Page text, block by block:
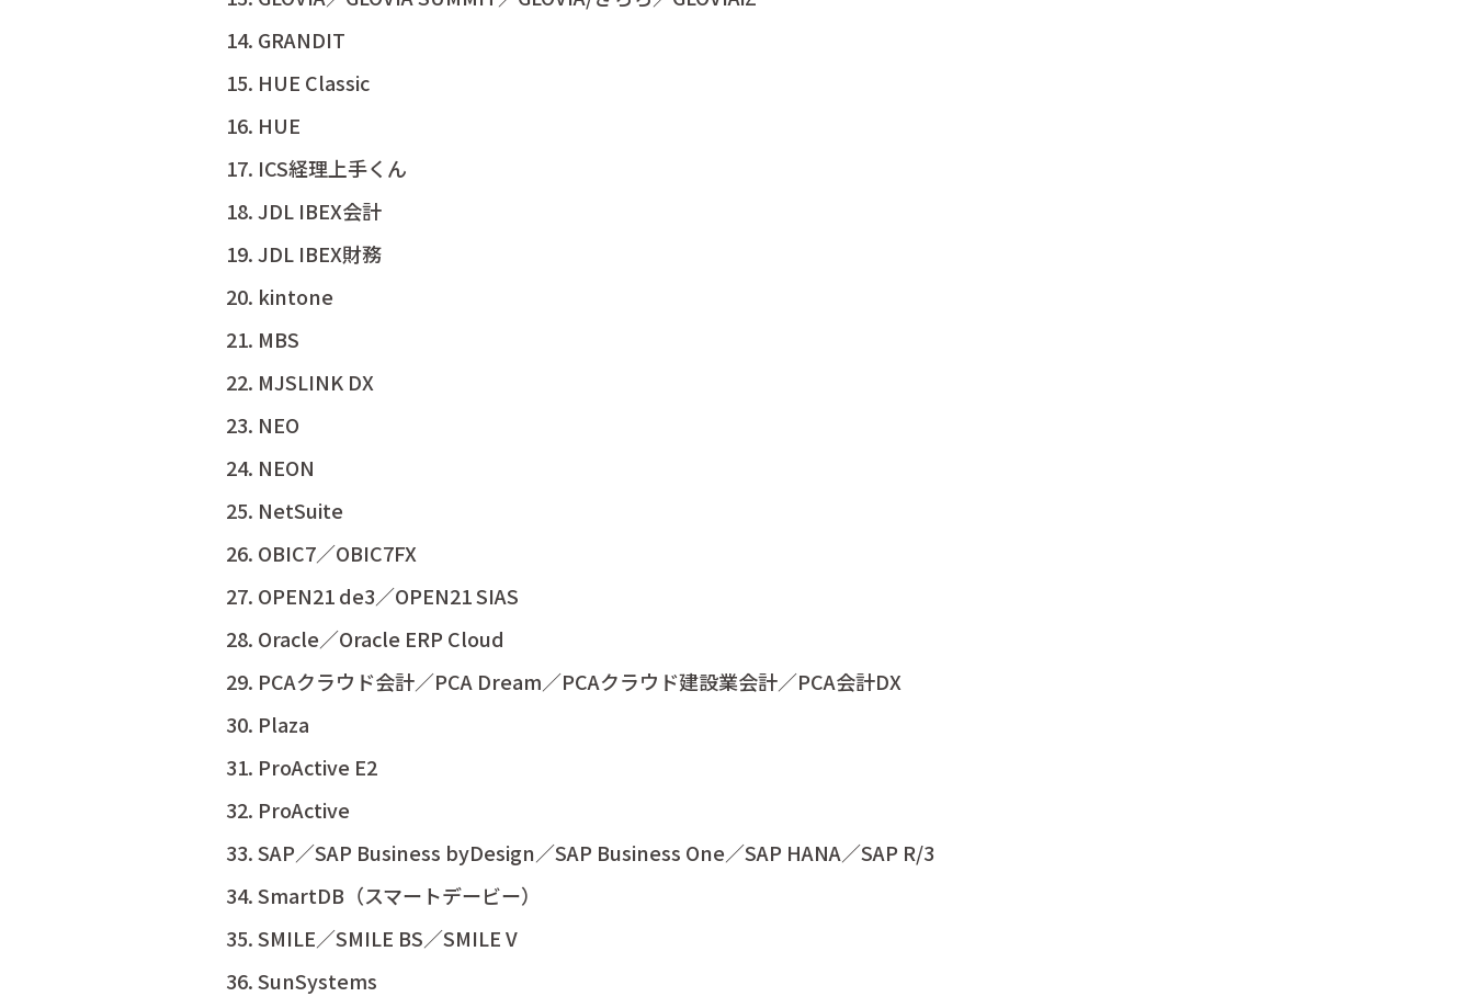
GRANDIT
HUE Classic
HUE
ICS経理上手くん
JDL IBEX会計
JDL IBEX財務
kintone
MBS
MJSLINK DX
NEO
NEON
NetSuite
OBIC7／OBIC7FX
OPEN21 de3／OPEN21 SIAS
Oracle／Oracle ERP Cloud
PCAクラウド会計／PCA Dream／PCAクラウド建設業会計／PCA会計DX
Plaza
ProActive E2
ProActive
SAP／SAP Business byDesign／SAP Business One／SAP HANA／SAP R/3
SmartDB（スマートデービー）
SMILE／SMILE BS／SMILE V
SunSystems